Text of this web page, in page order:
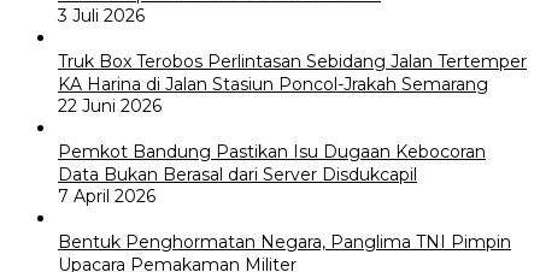
3 Juli 2026
Truk Box Terobos Perlintasan Sebidang Jalan Tertemper
KA Harina di Jalan Stasiun Poncol-Jrakah Semarang
22 Juni 2026
Pemkot Bandung Pastikan Isu Dugaan Kebocoran
Data Bukan Berasal dari Server Disdukcapil
7 April 2026
Bentuk Penghormatan Negara, Panglima TNI Pimpin
Upacara Pemakaman Militer